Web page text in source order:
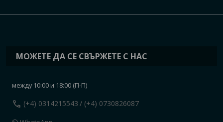
МОЖЕТЕ ДА СЕ СВЪРЖЕТЕ С НАС
между 10:00 и 18:00 (П-П)
call (+4) 0314215543 / (+4) 0730826087